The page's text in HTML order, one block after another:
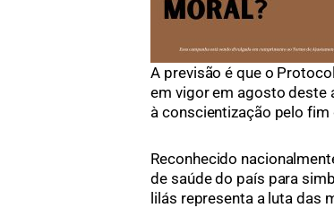
A previsão é que o
em vigor em agosto deste
à conscientização pelo fim
Reconhecido
de saúde do país para
lilás representa a luta das